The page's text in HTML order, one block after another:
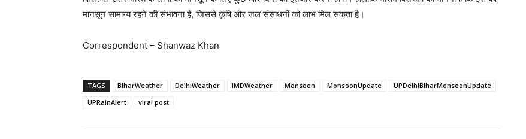
मानसून सामान्य रहने की संभावना है, जिससे कृषि और जल संसाधनों को लाभ मिल सकता है।
Correspondent – Shanwaz Khan
TAGS BiharWeather DelhiWeather IMDWeather Monsoon MonsoonUpdate
UPDelhiBiharMonsoonUpdate
UPRainAlert
viral post